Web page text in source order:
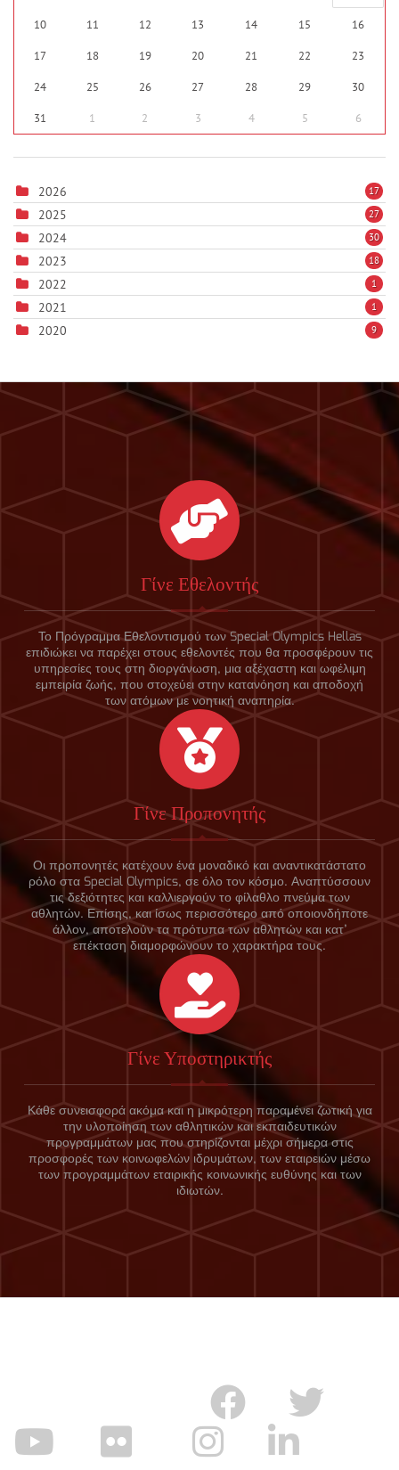
10 11 12 13 14 15 16
17 18 19 20 21 22 23
24 25 26 27 28 29 30
31 1 2 3 4 5 6
2026 17
2025 27
2024 30
2023 18
2022 1
2021 1
2020 9
Γίνε Εθελοντής
Το Πρόγραμμα Εθελοντισμού των Special Olympics Hellas
επιδιώκει να παρέχει στους εθελοντές που θα προσφέρουν τις
υπηρεσίες τους στη διοργάνωση, μια αξέχαστη και ωφέλιμη
εμπειρία ζωής, που στοχεύει στην κατανόηση και αποδοχή
των ατόμων με νοητική αναπηρία.
Γίνε Προπονητής
Οι προπονητές κατέχουν ένα μοναδικό και αναντικατάστατο
ρόλο στα Special Olympics, σε όλο τον κόσμο. Αναπτύσσουν
τις δεξιότητες και καλλιεργούν το φίλαθλο πνεύμα των
αθλητών. Επίσης, και ίσως περισσότερο από οποιονδήποτε
άλλον, αποτελούν τα πρότυπα των αθλητών και κατ’
επέκταση διαμορφώνουν το χαρακτήρα τους.
Γίνε Υποστηρικτής
Κάθε συνεισφορά ακόμα και η μικρότερη παραμένει ζωτική για
την υλοποίηση των αθλητικών και εκπαιδευτικών
προγραμμάτων μας που στηρίζονται μέχρι σήμερα στις
προσφορές των κοινωφελών ιδρυμάτων, των εταιρειών μέσω
των προγραμμάτων εταιρικής κοινωνικής ευθύνης και των
ιδιωτών.